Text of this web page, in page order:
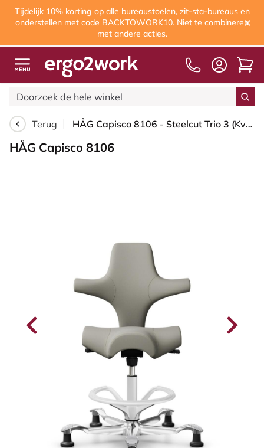
Tijdelijk 10% korting op alle bureaustoelen, zit-sta-bureaus en
onderstellen met code BACKTOWORK10. Niet te combineren
met andere acties.
Terug HÅG Capisco 8106 - Steelcut Trio 3 (Kvadrat) - Wol / Polyamide - STT253 - Beige-grey - Framekleur - Wit - Gasveer - 265 mm (Zithoogte 53-79cm) - Vloercontact - Glijdoppen - Voetenring - Ja, in framekleur - Voetster - Ja, voetster in gepolijst aluminium
HÅG Capisco 8106